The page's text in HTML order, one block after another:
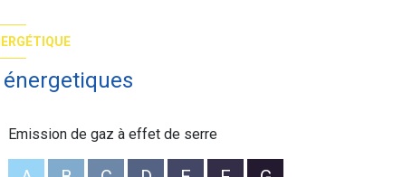
auxquels ce bien est exposé sont disponibles sur le
Emission de gaz à effet de serre